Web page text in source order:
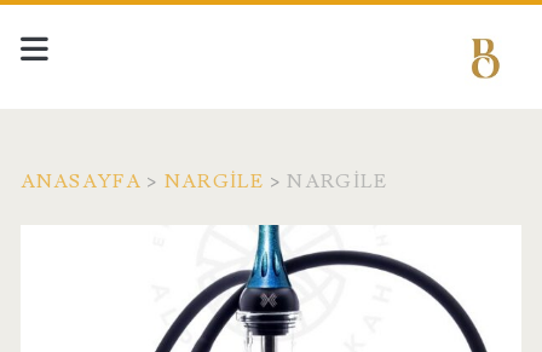
ANASAYFA > NARGILE >NARGILE